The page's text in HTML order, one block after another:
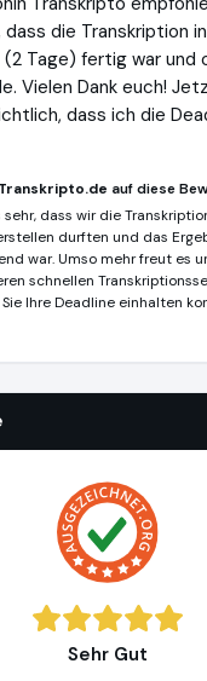
die Transkription
Tage) fertig war und
Vielen Dank euch!
dass ich die
Transkripto.de auf diese
sehr, dass wir die
durften und das
war. Umso mehr freut es
schnellen
Ihre Deadline einhalten
Sehr Gut